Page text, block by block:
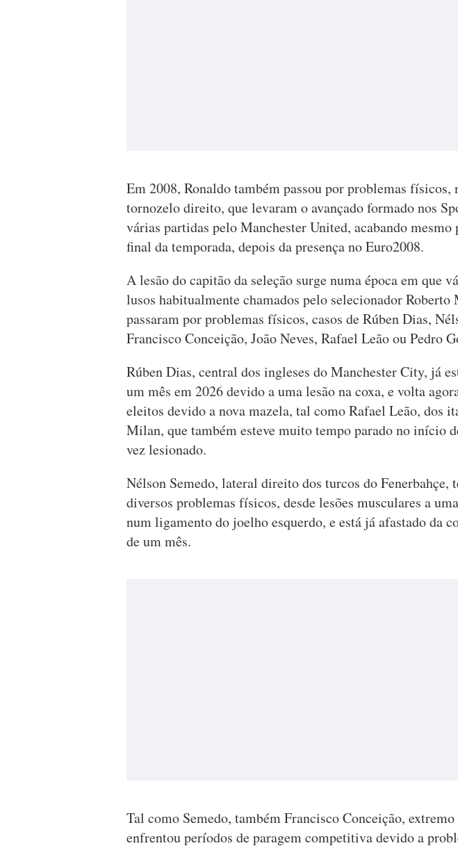
Em 2008, Ronaldo também passou por problemas físicos,
tornozelo direito, que levaram o avançado formado nos
várias partidas pelo Manchester United, acabando mesmo
final da temporada, depois da presença no Euro2008.
A lesão do capitão da seleção surge numa época em que
lusos habitualmente chamados pelo selecionador
passaram por problemas físicos, casos de Rúben Dias,
Francisco Conceição, João Neves, Rafael Leão ou Pedro
Rúben Dias, central dos ingleses do Manchester City, já
um mês em 2026 devido a uma lesão na coxa, e volta
eleitos devido a nova mazela, tal como Rafael Leão, dos
Milan, que também esteve muito tempo parado no início
vez lesionado.
Nélson Semedo, lateral direito dos turcos do Fenerbahçe,
diversos problemas físicos, desde lesões musculares a
num ligamento do joelho esquerdo, e está já afastado da
de um mês.
Tal como Semedo, também Francisco Conceição, extremo
enfrentou períodos de paragem competitiva devido a